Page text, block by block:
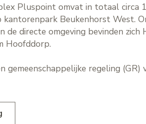
Pluspoint omvat in totaal circa
Beukenhorst West.
de directe omgeving bevinden
Hoofddorp.
gemeenschappelijke regeling